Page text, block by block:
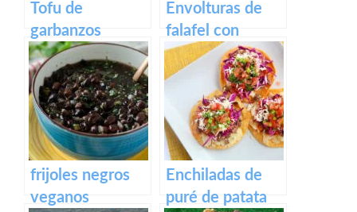
Tofu de
garbanzos
Revuelto para el
desayuno con
trocitos
ahumados
Envolturas de
falafel con
ensalada y
tsatsiki vegano
frijoles negros
veganos
Enchiladas de
puré de patata